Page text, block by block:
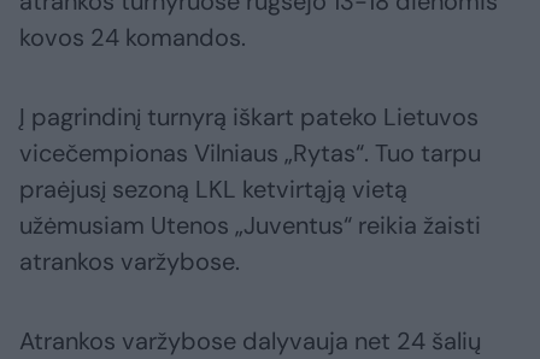
kovos 24 komandos.
Į pagrindinį turnyrą iškart pateko Lietuvos
vicečempionas Vilniaus „Rytas“. Tuo tarpu
praėjusį sezoną LKL ketvirtąją vietą
užėmusiam Utenos „Juventus“ reikia žaisti
atrankos varžybose.
Atrankos varžybose dalyvauja net 24 šalių